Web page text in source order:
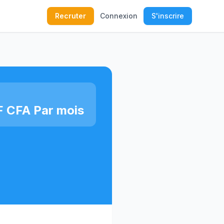
Recruter Connexion S'inscrire
Par mois